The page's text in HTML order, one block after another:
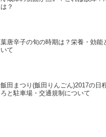
は？
葉唐辛子の旬の時期は？栄養・効能
いて
飯田まつり(飯田りんごん)2017の日
ろと駐車場・交通規制について